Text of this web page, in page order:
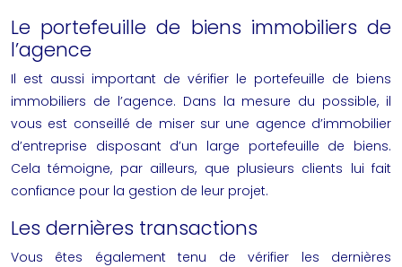
Le portefeuille de biens immobiliers de
l’agence
Il est aussi important de vérifier le portefeuille de biens
immobiliers de l’agence. Dans la mesure du possible, il
vous est conseillé de miser sur une agence d’immobilier
d’entreprise disposant d’un large portefeuille de biens.
Cela témoigne, par ailleurs, que plusieurs clients lui fait
confiance pour la gestion de leur projet.
Les dernières transactions
Vous êtes également tenu de vérifier les dernières